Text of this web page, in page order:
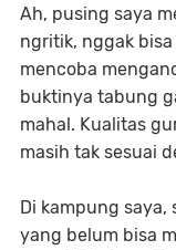
Ah, pusing saya
ngritik, nggak
mencoba
buktinya tabung
mahal. Kualitas
masih tak sesuai
Di kampung saya,
yang belum bisa